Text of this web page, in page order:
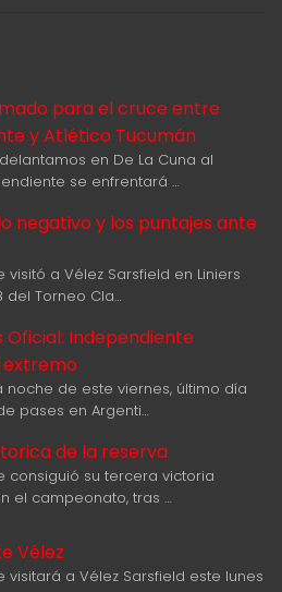
para el cruce entre
y Atlético Tucumán
en De La Cuna al
se enfrentará …
negativo y los puntajes ante
visitó a Vélez Sarsfield en Liniers
del Torneo Cla…
Oficial: Independiente
noche de este viernes, último día
pases en Argenti…
de la reserva
consiguió su tercera victoria
el campeonato, tras …
Vélez
visitará a Vélez Sarsfield este lunes